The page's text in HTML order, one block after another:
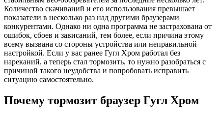
Количество скачиваний и его использования превышает
показатели в несколько раз над другими браузерами
конкурентами. Однако ни одна программа не застрахована от
ошибок, сбоев и зависаний, тем более, если причина этому
всему вызвана со стороны устройства или неправильной
настройкой. Если у вас ранее Гугл Хром работал без
нареканий, а теперь стал тормозить, то нужно разобраться с
причиной такого неудобства и попробовать исправить
ситуацию самостоятельно.
Почему тормозит браузер Гугл Хром